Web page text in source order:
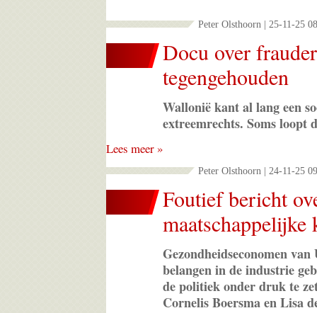
Peter Olsthoorn | 25-11-25
Docu over
tegengehouden
Wallonië kant al lang een
extreemrechts. Soms loopt
Lees meer »
Peter Olsthoorn | 24-11-25
Foutief bericht
maatschappelijke
Gezondheidseconomen
belangen in de industrie
de politiek onder druk te
Cornelis Boersma en Lisa